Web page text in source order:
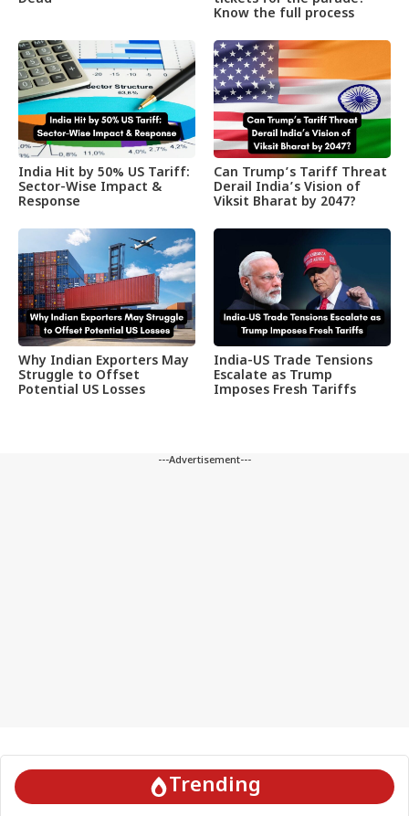
Know the full process
India Hit by 50% US Tariff:
Sector-Wise Impact &
Response
Can Trump’s Tariff Threat
Derail India’s Vision of
Viksit Bharat by 2047?
Why Indian Exporters May
Struggle to Offset
Potential US Losses
India-US Trade Tensions
Escalate as Trump
Imposes Fresh Tariffs
---Advertisement---
Trending